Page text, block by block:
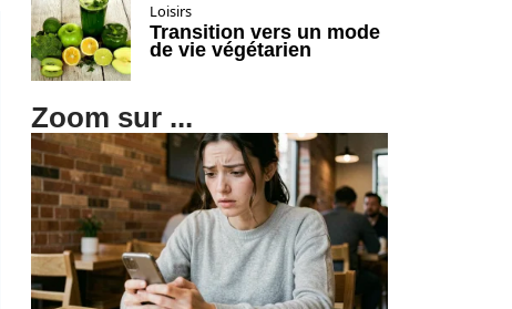
Loisirs
Transition vers un mode
de vie végétarien
Zoom sur ...